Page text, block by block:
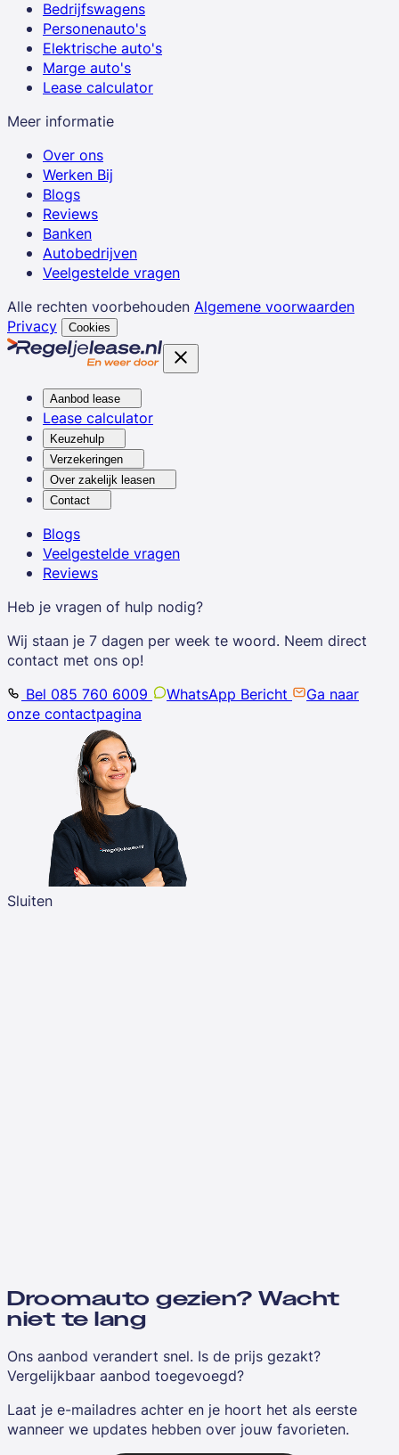
Bedrijfswagens
Personenauto's
Elektrische auto's
Marge auto's
Lease calculator
Meer informatie
Over ons
Werken Bij
Blogs
Reviews
Banken
Autobedrijven
Veelgestelde vragen
Alle rechten voorbehouden Algemene voorwaarden
Privacy
Cookies
Aanbod lease
Lease calculator
Keuzehulp
Verzekeringen
Over zakelijk leasen
Contact
Blogs
Veelgestelde vragen
Reviews
Heb je vragen of hulp nodig?
Wij staan je 7 dagen per week te woord. Neem direct
contact met ons op!
Bel 085 760 6009
WhatsApp Bericht
Ga naar
onze contactpagina
Sluiten
Droomauto gezien? Wacht
niet te lang
Ons aanbod verandert snel. Is de prijs gezakt?
Vergelijkbaar aanbod toegevoegd?
Laat je e-mailadres achter en je hoort het als eerste
wanneer we updates hebben over jouw favorieten.